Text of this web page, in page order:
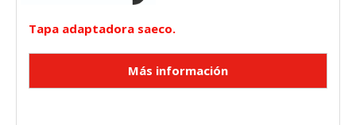
Tapa adaptadora saeco.